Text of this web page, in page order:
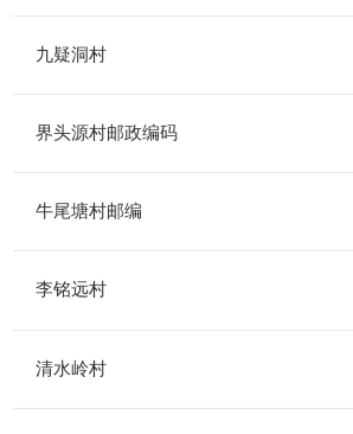
九疑洞村
界头源村邮政编码
牛尾塘村邮编
李铭远村
清水岭村